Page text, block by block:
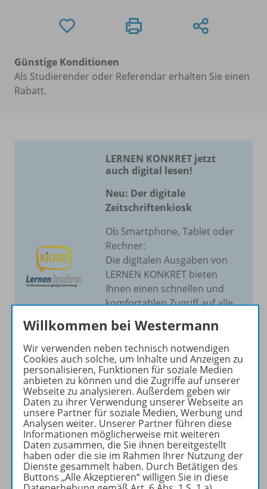
Günstige Konditionen
Als Studierender oder Referendar erhalten Sie einen
Rabatt.
LERNEN KONKRET jetzt
auch digital lesen!
Neu: Der digitale
Zeitschriftenkiosk
Ob Smartphone, Tablet oder
Rechner:
Die digitalen Ausgaben von
LERNEN KONKRET bieten
Ihnen einen schnellen und
komfortablen Zugriff auf alle
Beiträge und Materialien – zu
Hause, in der Schule oder
unterwegs!
ZUM ZEITSCHRIFTENKIOSK
Produktinformationen
Willkommen bei Westermann
Wir verwenden neben technisch notwendigen
Cookies auch solche, um Inhalte und Anzeigen zu
personalisieren, Funktionen für soziale Medien
anbieten zu können und die Zugriffe auf unserer
Webseite zu analysieren. Außerdem geben wir
Daten zu ihrer Verwendung unserer Webseite an
unsere Partner für soziale Medien, Werbung und
Analysen weiter. Unserer Partner führen diese
Informationen möglicherweise mit weiteren
Daten zusammen, die Sie ihnen bereitgestellt
haben oder die sie im Rahmen Ihrer Nutzung der
Dienste gesammelt haben. Durch Betätigen des
Buttons „Alle Akzeptieren“ willigen Sie in diese